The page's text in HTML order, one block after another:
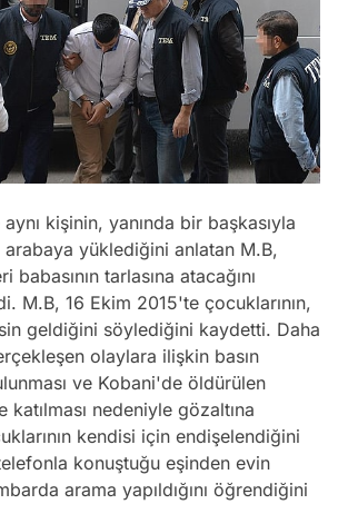
kişinin, yanında bir başkasıyla
yüklediğini anlatan M.B,
babasının tarlasına atacağını
M.B, 16 Ekim 2015'te çocuklarının,
geldiğini söylediğini kaydetti. Daha
olaylara ilişkin basın
ve Kobani'de öldürülen
katılması nedeniyle gözaltına
kendisi için endişelendiğini
konuştuğu eşinden evin
arama yapıldığını öğrendiğini